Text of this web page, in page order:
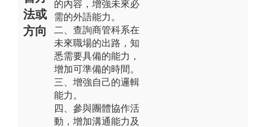
法或
方向
的內容，增強未來必
需的外語能力。
二、查詢商管科系在
未來職場的出路，知
悉需要具備的能力，
增加可準備的時間。
三、增強自己的邏輯
能力。
四、參與團體協作活
動，增加溝通能力及